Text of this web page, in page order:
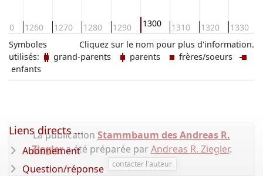
1260 1270 1280 1290 1300 1310 1320 1330
Cliquez sur le nom pour plus d'information.
Symboles
utilisés:
grand-parents parents
frères/soeurs
enfants
La publication Stammbaum des Andreas R.
Zieglera été préparée parAndreas R. Ziegler.
contacter l'auteur
Liens directs ...
Abonnement
Question/réponse